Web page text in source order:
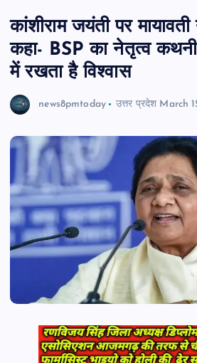
कांशीराम जयंती पर
कहा- BSP का नेतृत्व
में रखता है विश्वास
news8pmtoday उत्तर प्रदेश March